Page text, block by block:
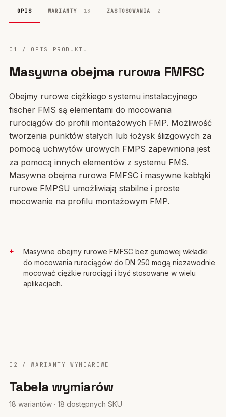
OPIS WARIANTY 18 ZASTOSOWANIA 2
01 / OPIS PRODUKTU
Masywna obejma rurowa FMFSC
Obejmy rurowe ciężkiego systemu instalacyjnego
fischer FMS są elementami do mocowania
rurociągów do profili montażowych FMP. Możliwość
tworzenia punktów stałych lub łożysk ślizgowych za
pomocą uchwytów urowych FMPS zapewniona jest
za pomocą innych elementów z systemu FMS.
Masywna obejma rurowa FMFSC i masywne kabłąki
rurowe FMPSU umożliwiają stabilne i proste
mocowanie na profilu montażowym FMP.
Masywne obejmy rurowe FMFSC bez gumowej wkładki
do mocowania rurociągów do DN 250 mogą niezawodnie
mocować ciężkie rurociągi i być stosowane w wielu
aplikacjach.
02 / WARIANTY WYMIAROWE
Tabela wymiarów
18 wariantów · 18 dostępnych SKU